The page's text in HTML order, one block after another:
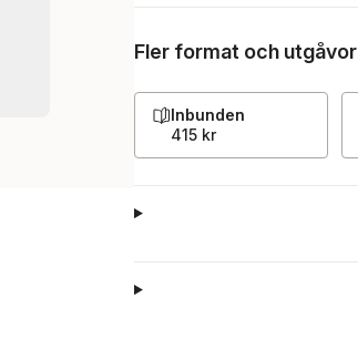
Fler format och utgåvor
Inbunden
415 kr